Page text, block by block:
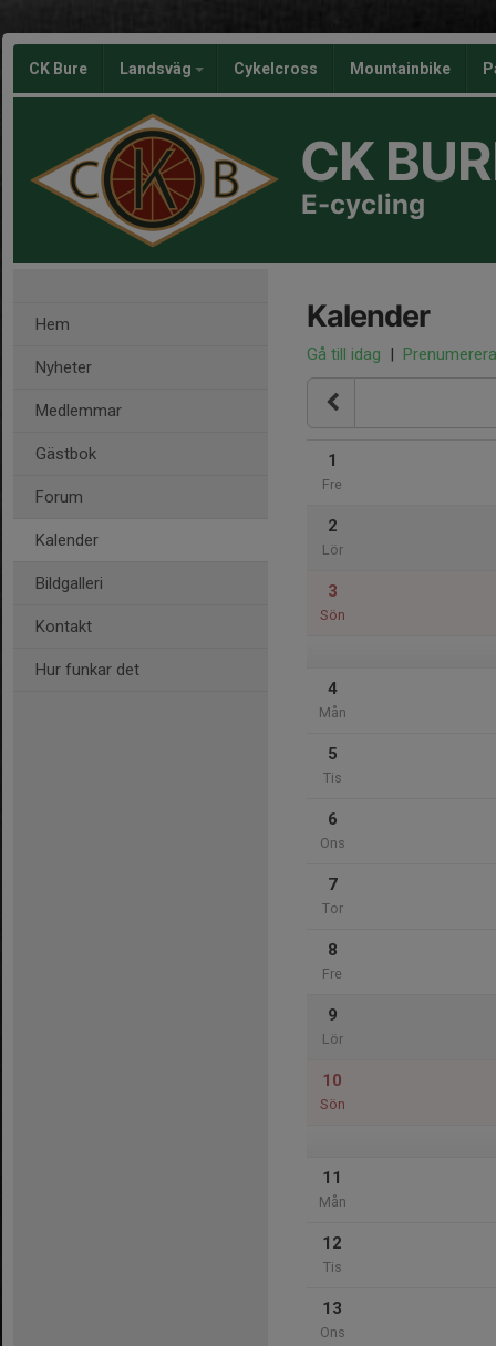
CK Bure Landsväg Cykelcross Mountainbike
CK
E-cycling
Hem
Nyheter
Medlemmar
Gästbok
Forum
Kalender
Bildgalleri
Kontakt
Hur funkar det
Kalender
Gå till idag | Prenumerera
1
Fre
2
Lör
3
Sön
4
Mån
5
Tis
6
Ons
7
Tor
8
Fre
9
Lör
10
Sön
11
Mån
12
Tis
13
Ons